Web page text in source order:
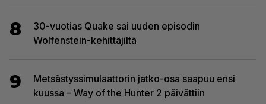
8
30-vuotias Quake sai uuden episodin
Wolfenstein-kehittäjiltä
9
Metsästyssimulaattorin jatko-osa saapuu ensi
kuussa – Way of the Hunter 2 päivättiin